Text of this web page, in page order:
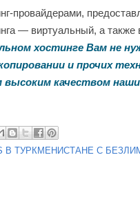
провайдерами,
— виртуальный, а также
хостинге Вам не
и прочих
высоким качеством
В ТУРКМЕНИСТАНЕ С